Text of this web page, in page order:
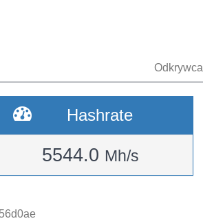
Odkrywca
Hashrate
5544.0 Mh/s